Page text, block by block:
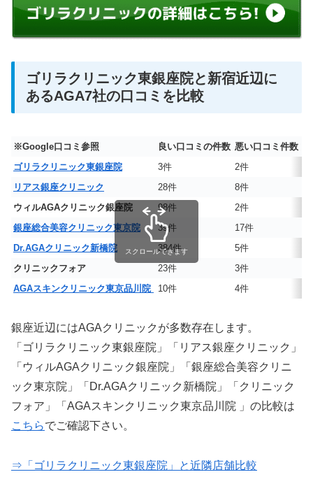
ゴリラクリニック東銀座院と新宿近辺に
あるAGA7社の口コミを比較
※Google口コミ参照 良い口コミの件数 悪い口コミ件数
ゴリラクリニック東銀座院
3件 2件
リアス銀座クリニック
28件 8件
ウィルAGAクリニック銀座院
98件 2件
銀座総合美容クリニック東京院
39件 17件
Dr.AGAクリニック新橋院
384件 5件
クリニックフォア
23件 3件
AGAスキンクリニック東京品川院
10件 4件
スクロールできます
銀座近辺にはAGAクリニックが多数存在します。
「ゴリラクリニック東銀座院」「リアス銀座クリニック」
「ウィルAGAクリニック銀座院」「銀座総合美容クリニ
ック東京院」「Dr.AGAクリニック新橋院」「クリニック
フォア」「AGAスキンクリニック東京品川院 」の比較は
こちらでご確認下さい。
⇒「ゴリラクリニック東銀座院」と近隣店舗比較